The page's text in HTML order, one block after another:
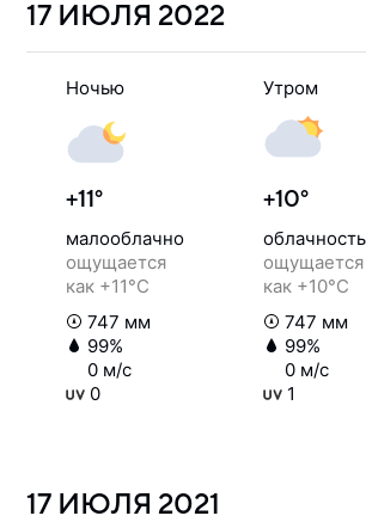
17 ИЮЛЯ 2022
Ночью
+11°
малооблачно
ощущается
как +11°C
747 мм
99%
0 м/с
0
Утром
+10°
облачность
ощущается
как +10°C
747 мм
99%
0 м/с
1
17 ИЮЛЯ 2021